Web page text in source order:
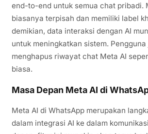
end-to-end untuk semua chat pribadi.
biasanya terpisah dan memiliki label
demikian, data interaksi dengan AI
untuk meningkatkan sistem.
menghapus riwayat chat Meta AI
biasa.
Masa Depan Meta AI di
Meta AI di WhatsApp merupakan
dalam integrasi AI ke dalam